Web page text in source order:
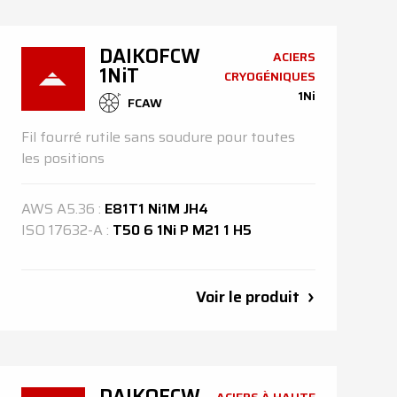
DAIKOFCW
1NiT
FCAW
ACIERS
CRYOGÉNIQUES
1Ni
Fil fourré rutile sans soudure pour toutes
les positions
AWS A5.36 : E81T1 Ni1M JH4
ISO 17632-A : T50 6 1Ni P M21 1 H5
Voir le produit